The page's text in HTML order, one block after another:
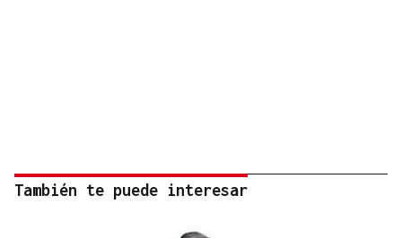
También te puede interesar